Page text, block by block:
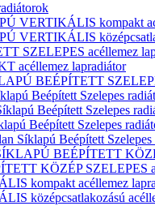
VERTIKÁLIS kompakt
VERTIKÁLIS
SZELEPES acéllemez
acéllemez lapradiátor
BEÉPÍTETT
Beépített Szelepes
Beépített Szelepes
Beépített Szelepes
Síklapú Beépített
BEÉPÍTETT
KÖZÉP SZELEPES
kompakt acéllemez
középcsatlakozású